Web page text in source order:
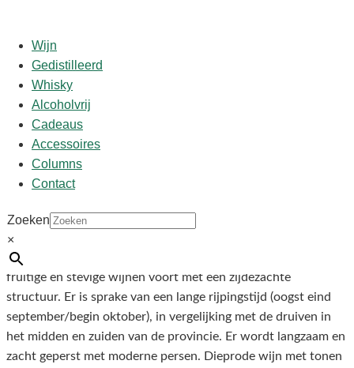
Wijn
Gedistilleerd
Whisky
Alcoholvrij
Cadeaus
Accessoires
Columns
Contact
Zoeken
×
Start/shop
Nero di Troia, cantina del
Feudi
€5,95
Het inheemse druivenras Nero/Uva di Troia brengt donkere,
fruitige en stevige wijnen voort met een zijdezachte
structuur. Er is sprake van een lange rijpingstijd (oogst eind
september/begin oktober), in vergelijking met de druiven in
het midden en zuiden van de provincie. Er wordt langzaam en
zacht geperst met moderne persen. Dieprode wijn met tonen